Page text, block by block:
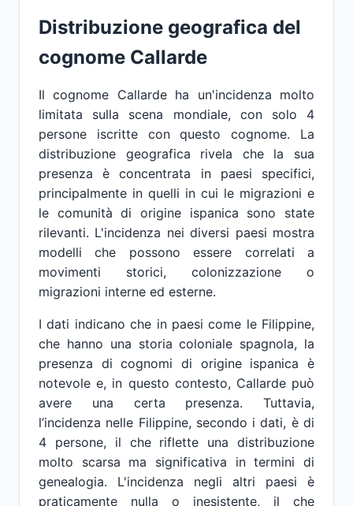
Distribuzione geografica del
cognome Callarde
Il cognome Callarde ha un'incidenza molto
limitata sulla scena mondiale, con solo 4
persone iscritte con questo cognome. La
distribuzione geografica rivela che la sua
presenza è concentrata in paesi specifici,
principalmente in quelli in cui le migrazioni e
le comunità di origine ispanica sono state
rilevanti. L'incidenza nei diversi paesi mostra
modelli che possono essere correlati a
movimenti storici, colonizzazione o
migrazioni interne ed esterne.
I dati indicano che in paesi come le Filippine,
che hanno una storia coloniale spagnola, la
presenza di cognomi di origine ispanica è
notevole e, in questo contesto, Callarde può
avere una certa presenza. Tuttavia,
l’incidenza nelle Filippine, secondo i dati, è di
4 persone, il che riflette una distribuzione
molto scarsa ma significativa in termini di
genealogia. L'incidenza negli altri paesi è
praticamente nulla o inesistente, il che